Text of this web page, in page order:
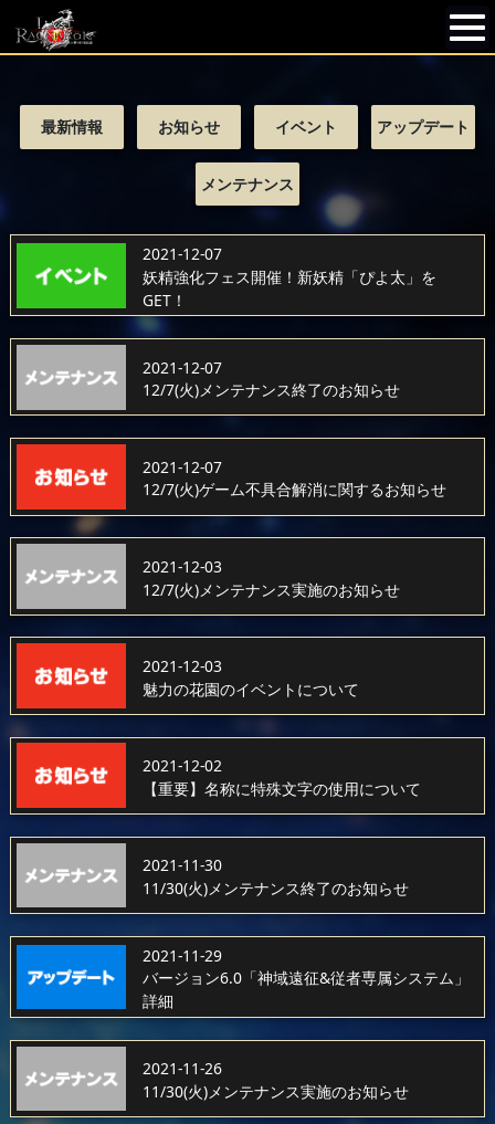
最新情報 お知らせ イベント アップデート
メンテナンス
2021-12-07
妖精強化フェス開催！新妖精「ぴよ太」を
GET！
2021-12-07
12/7(火)メンテナンス終了のお知らせ
2021-12-07
12/7(火)ゲーム不具合解消に関するお知らせ
2021-12-03
12/7(火)メンテナンス実施のお知らせ
2021-12-03
魅力の花園のイベントについて
2021-12-02
【重要】名称に特殊文字の使用について
2021-11-30
11/30(火)メンテナンス終了のお知らせ
2021-11-29
バージョン6.0「神域遠征&従者専属システム」
詳細
2021-11-26
11/30(火)メンテナンス実施のお知らせ